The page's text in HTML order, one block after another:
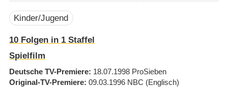
Kinder/Jugend
10Folgen in 1Staffel
Spielfilm
Deutsche TV-Premiere 18.07.1998 ProSieben
Original-TV-Premiere 09.03.1996 NBC (Englisch)